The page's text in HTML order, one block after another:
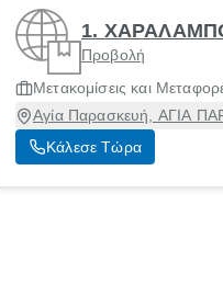
1.
Προβολή
Μετακομίσεις και
Αγία Παρασκευή, ΑΓΙΑ
Κάλεσε Τώρα